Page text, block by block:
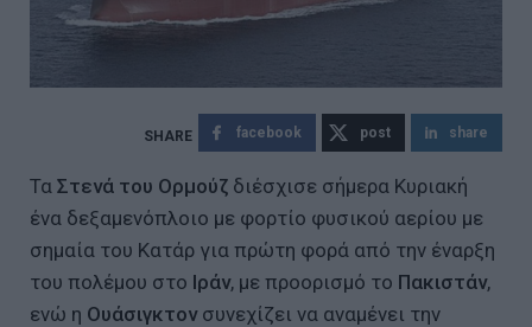
facebook post share
Τα Στενά του Ορμούζ διέσχισε σήμερα Κυριακή
ένα δεξαμενόπλοιο με φορτίο φυσικού αερίου με
σημαία του Κατάρ για πρώτη φορά από την έναρξη
του πολέμου στο Ιράν, με προορισμό το Πακιστάν,
ενώ η Ουάσιγκτονσυνεχίζει να αναμένει την